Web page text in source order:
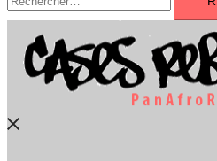
Fermer